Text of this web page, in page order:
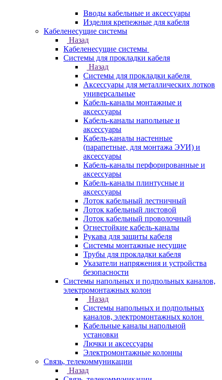
Вводы кабельные и аксессуары
Изделия крепежные для кабеля
Кабеленесущие системы
Назад
Кабеленесущие системы
Системы для прокладки кабеля
Назад
Системы для прокладки кабеля
Аксессуары для металлических лотков
универсальные
Кабель-каналы монтажные и
аксессуары
Кабель-каналы напольные и
аксессуары
Кабель-каналы настенные
(парапетные, для монтажа ЭУИ) и
аксессуары
Кабель-каналы перфорированные и
аксессуары
Кабель-каналы плинтусные и
аксессуары
Лоток кабельный лестничный
Лоток кабельный листовой
Лоток кабельный проволочный
Огнестойкие кабель-каналы
Рукава для защиты кабеля
Системы монтажные несущие
Трубы для прокладки кабеля
Указатели напряжения и устройства
безопасности
Системы напольных и подпольных каналов,
электромонтажных колон
Назад
Системы напольных и подпольных
каналов, электромонтажных колон
Кабельные каналы напольной
установки
Лючки и аксессуары
Электромонтажные колонны
Связь, телекоммуникации
Назад